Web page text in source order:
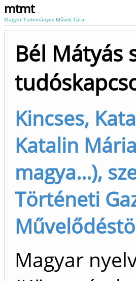
mtmt
Magyar Tudományos Művek Tára
Bél Mátyás
Kincses,
Katalin
magya...),
Történeti
Magyar